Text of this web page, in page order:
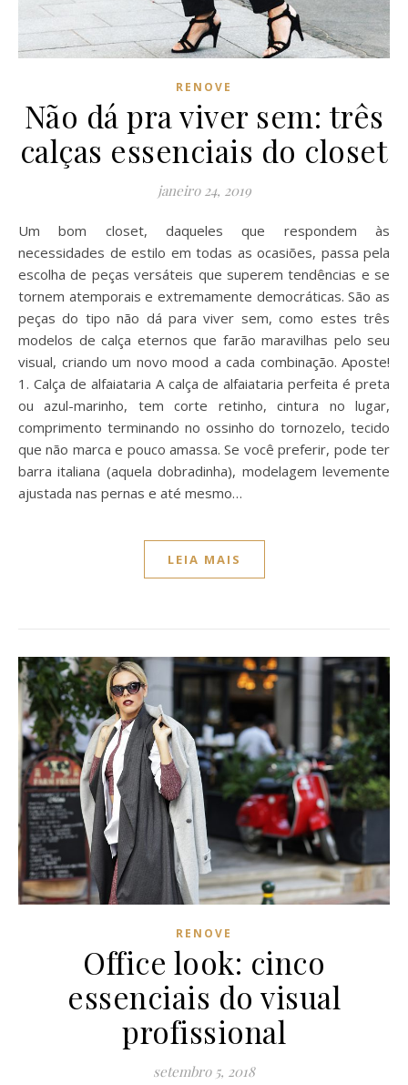
RENOVE
Não dá pra viver sem: três
calças essenciais do closet
janeiro 24, 2019
Um bom closet, daqueles que respondem às
necessidades de estilo em todas as ocasiões, passa pela
escolha de peças versáteis que superem tendências e se
tornem atemporais e extremamente democráticas. São as
peças do tipo não dá para viver sem, como estes três
modelos de calça eternos que farão maravilhas pelo seu
visual, criando um novo mood a cada combinação. Aposte!
1. Calça de alfaiataria A calça de alfaiataria perfeita é preta
ou azul-marinho, tem corte retinho, cintura no lugar,
comprimento terminando no ossinho do tornozelo, tecido
que não marca e pouco amassa. Se você preferir, pode ter
barra italiana (aquela dobradinha), modelagem levemente
ajustada nas pernas e até mesmo…
LEIA MAIS
RENOVE
Office look: cinco
essenciais do visual
profissional
setembro 5, 2018